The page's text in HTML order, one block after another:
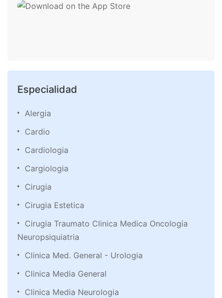
Especialidad
Alergia
Cardio
Cardiologia
Cargiologia
Cirugia
Cirugia Estetica
Cirugia Traumato Clinica Medica Oncologia
Neuropsiquiatria
Clinica Med. General - Urologia
Clinica Media General
Clinica Media Neurologia